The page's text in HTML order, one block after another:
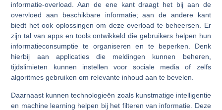
informatie-overload. Aan de ene kant draagt het bij aan de
overvloed aan beschikbare informatie; aan de andere kant
biedt het ook oplossingen om deze overload te beheersen. Er
zijn tal van apps en tools ontwikkeld die gebruikers helpen hun
informatieconsumptie te organiseren en te beperken. Denk
hierbij aan applicaties die meldingen kunnen beheren,
tijdslimieten kunnen instellen voor sociale media of zelfs
algoritmes gebruiken om relevante inhoud aan te bevelen.
Daarnaast kunnen technologieën zoals kunstmatige intelligentie
en machine learning helpen bij het filteren van informatie. Deze